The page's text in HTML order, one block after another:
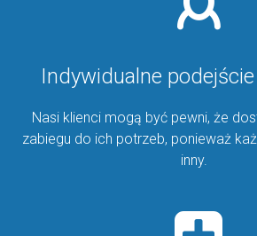
Indywidualne
Nasi klienci mogą być pewni, że
zabiegu do ich potrzeb, ponieważ
inny.